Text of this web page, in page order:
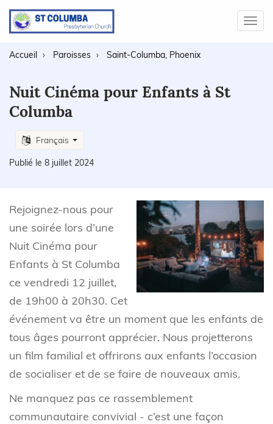
Accueil
Paroisses Saint-Columba, Phoenix
Nuit Cinéma pour Enfants à St
Columba
Français
Publié le 8 juillet 2024
Rejoignez-nous pour
une soirée lors d’une
Nuit Cinéma pour
Enfants à St Columba
ce vendredi 12 juillet,
de 19h00 à 20h30. Cet
événement va être un moment que les enfants de
tous âges pourront apprécier. Nous projetterons
un film familial et offrirons aux enfants l’occasion
de socialiser et de se faire de nouveaux amis.
Ne manquez pas ce rassemblement
communautaire convivial - c’est une façon